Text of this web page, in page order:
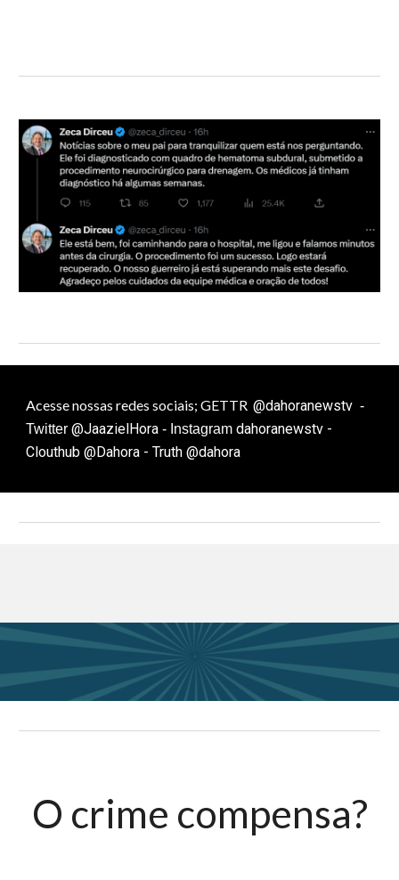
Acesse nossas redes sociais; GETTR@dahoranewstv -
Twitter@JaazielHora - Instagramdahoranewstv -
Clouthub @Dahora - Truth @dahora
O crime compensa?